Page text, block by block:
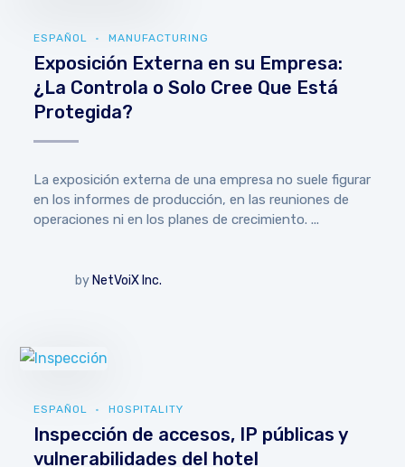
ESPAÑOL MANUFACTURING
Exposición Externa en su Empresa:
¿La Controla o Solo Cree Que Está
Protegida?
La exposición externa de una empresa no suele figurar
en los informes de producción, en las reuniones de
operaciones ni en los planes de crecimiento. ...
by NetVoiX Inc.
ESPAÑOL HOSPITALITY
Inspección de accesos, IP públicas y
vulnerabilidades del hotel